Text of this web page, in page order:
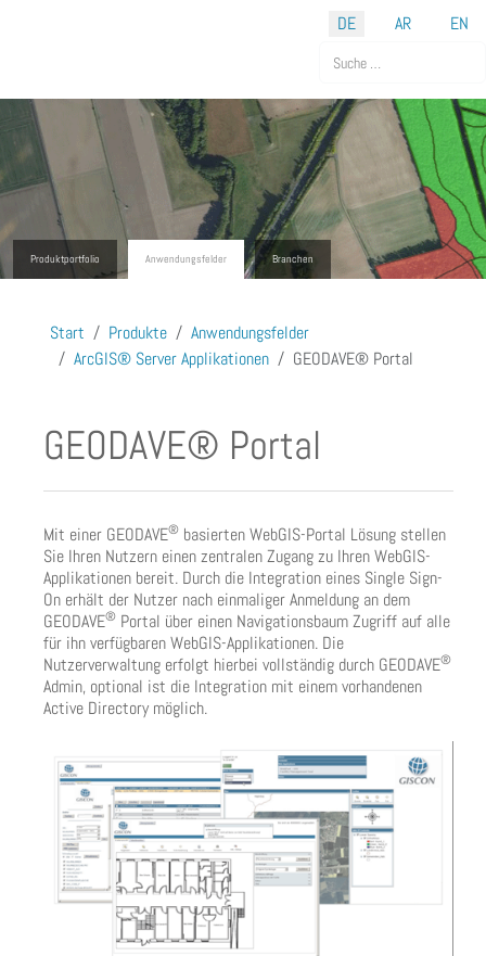
DE AR
EN
Produktportfolio Anwendungsfelder Branchen
Start Produkte
Anwendungsfelder
ArcGIS® Server Applikationen
GEODAVE® Portal
GEODAVE® Portal
Mit einer GEODAVE® basierten WebGIS-Portal Lösung stellen
Sie Ihren Nutzern einen zentralen Zugang zu Ihren WebGIS-
Applikationen bereit. Durch die Integration eines Single Sign-
On erhält der Nutzer nach einmaliger Anmeldung an dem
GEODAVE® Portal über einen Navigationsbaum Zugriff auf alle
für ihn verfügbaren WebGIS-Applikationen. Die
Nutzerverwaltung erfolgt hierbei vollständig durch GEODAVE®
Admin, optional ist die Integration mit einem vorhandenen
Active Directory möglich.